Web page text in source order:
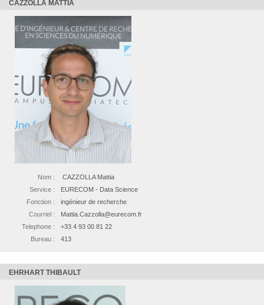
CAZZOLLA MATTIA
Nom :
CAZZOLLA Mattia
Service :
EURECOM - Data Science
Fonction :
ingénieur de recherche
Courriel :
Mattia.Cazzolla@eurecom.fr
Telephone :
+33 4 93 00 81 22
Bureau :
413
EHRHART THIBAULT